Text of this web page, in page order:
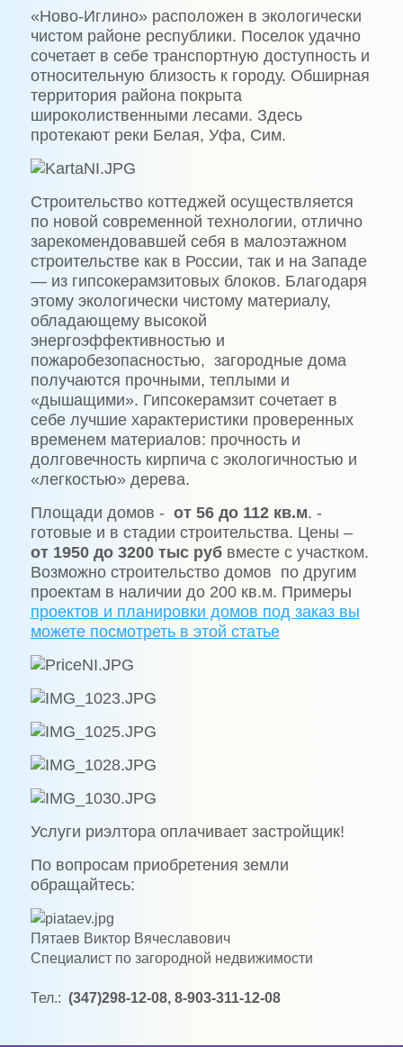
«Ново-Иглино» расположен в экологически
чистом районе республики. Поселок удачно
сочетает в себе транспортную доступность и
относительную близость к городу. Обширная
территория района покрыта
широколиственными лесами. Здесь
протекают реки Белая, Уфа, Сим.
Строительство коттеджей осуществляется
по новой современной технологии, отлично
зарекомендовавшей себя в малоэтажном
строительстве как в России, так и на Западе
— из гипсокерамзитовых блоков. Благодаря
этому экологически чистому материалу,
обладающему высокой
энергоэффективностью и
пожаробезопасностью, загородные дома
получаются прочными, теплыми и
«дышащими». Гипсокерамзит сочетает в
себе лучшие характеристики проверенных
временем материалов: прочность и
долговечность кирпича с экологичностью и
«легкостью» дерева.
Площади домов - от 56 до 112 кв.м. -
готовые и в стадии строительства. Цены –
от 1950 до 3200 тыс рубвместе с участком.
Возможно строительство домов по другим
проектам в наличии до 200 кв.м. Примеры
проектов и планировки домов под заказ вы
можете посмотреть в этой статье
Услуги риэлтора оплачивает застройщик!
По вопросам приобретения земли
обращайтесь:
Пятаев Виктор Вячеславович
Специалист по загородной недвижимости
Тел.: (347)298-12-08, 8-903-311-12-08